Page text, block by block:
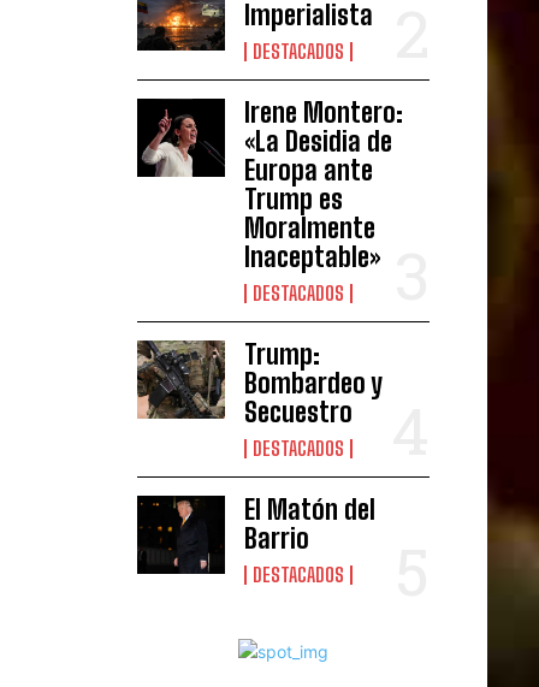
Imperialista
DESTACADOS
Irene Montero:
«La Desidia de
Europa ante
Trump es
Moralmente
Inaceptable»
DESTACADOS
Trump:
Bombardeo y
Secuestro
DESTACADOS
El Matón del
Barrio
DESTACADOS